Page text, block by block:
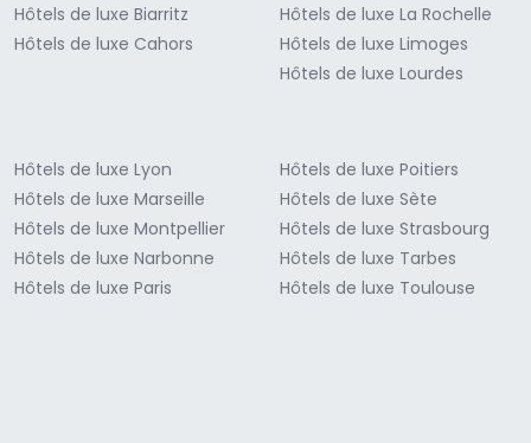
Hôtels de luxe Biarritz
Hôtels de luxe Cahors
Hôtels de luxe La Rochelle
Hôtels de luxe Limoges
Hôtels de luxe Lourdes
Hôtels de luxe Lyon
Hôtels de luxe Marseille
Hôtels de luxe Montpellier
Hôtels de luxe Narbonne
Hôtels de luxe Paris
Hôtels de luxe Poitiers
Hôtels de luxe Sète
Hôtels de luxe Strasbourg
Hôtels de luxe Tarbes
Hôtels de luxe Toulouse